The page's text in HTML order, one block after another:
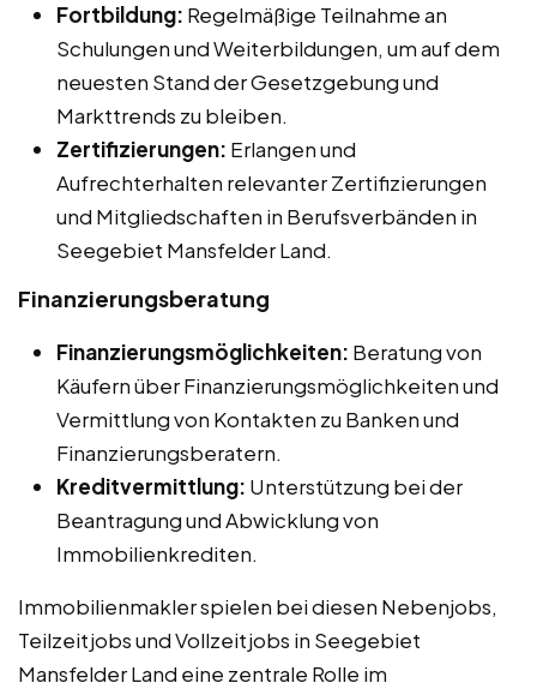
Fortbildung: Regelmäßige Teilnahme an
Schulungen und Weiterbildungen, um auf dem
neuesten Stand der Gesetzgebung und
Markttrends zu bleiben.
Zertifizierungen: Erlangen und
Aufrechterhalten relevanter Zertifizierungen
und Mitgliedschaften in Berufsverbänden in
Seegebiet Mansfelder Land.
Finanzierungsberatung
Finanzierungsmöglichkeiten: Beratung von
Käufern über Finanzierungsmöglichkeiten und
Vermittlung von Kontakten zu Banken und
Finanzierungsberatern.
Kreditvermittlung: Unterstützung bei der
Beantragung und Abwicklung von
Immobilienkrediten.
Immobilienmakler spielen bei diesen Nebenjobs,
Teilzeitjobs und Vollzeitjobs in Seegebiet
Mansfelder Land eine zentrale Rolle im